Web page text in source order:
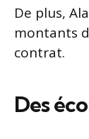
De plus,
montants
contrat.
Des